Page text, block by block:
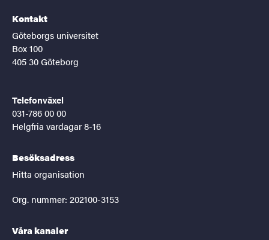
Kontakt
Göteborgs universitet
Box 100
405 30 Göteborg
Telefonväxel
031-786 00 00
Helgfria vardagar 8-16
Besöksadress
Hitta organisation
Org. nummer: 202100-3153
Våra kanaler